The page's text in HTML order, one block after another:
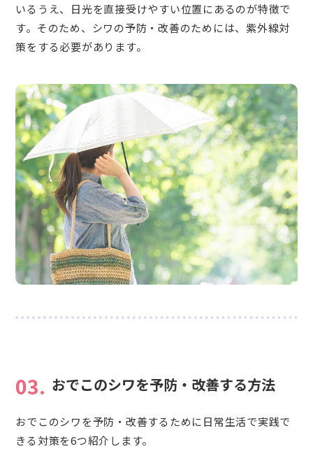
いるうえ、日光を直接受けやすい位置にあるのが特徴で
す。そのため、シワの予防・改善のためには、紫外線対
策をする必要があります。
03. おでこのシワを予防・改善する方法
おでこのシワを予防・改善するために日常生活で実践で
きる対策を6つ紹介します。